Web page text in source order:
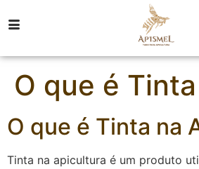
O que é Tinta
O que é Tinta na
Tinta na apicultura é um produto